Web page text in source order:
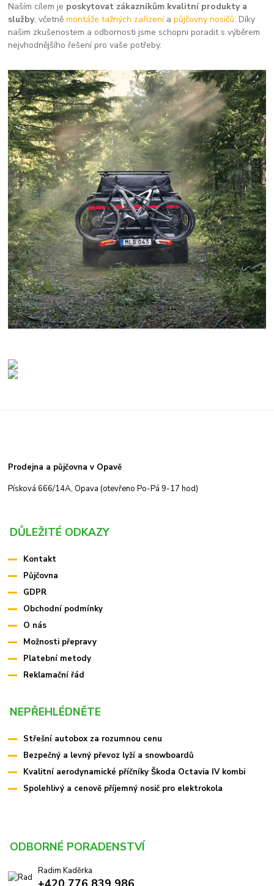
Naším cílem je poskytovat zákazníkům kvalitní produkty a
služby, včetněmontáže tažných zařízení apůjčovny nosičů. Díky
našim zkušenostem a odbornosti jsme schopni poradit s výběrem
nejvhodnějšího řešení pro vaše potřeby.
Prodejna a půjčovna v Opavě
Písková 666/14A, Opava (otevřeno Po-Pá 9-17 hod)
DŮLEŽITÉ ODKAZY
Kontakt
Půjčovna
GDPR
Obchodní podmínky
O nás
Možnosti přepravy
Platební metody
Reklamační řád
NEPŘEHLÉDNĚTE
Střešní autobox za rozumnou cenu
Bezpečný a levný převoz lyží a snowboardů
Kvalitní aerodynamické příčníky Škoda Octavia IV kombi
Spolehlivý a cenově příjemný nosič pro elektrokola
ODBORNÉ PORADENSTVÍ
Radim Kaděrka